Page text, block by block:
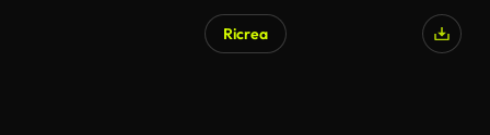
Ricrea